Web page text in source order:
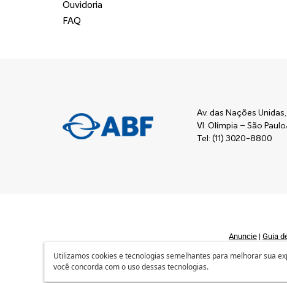
Ouvidoria
FAQ
Av. das Nações
Vl. Olímpia – São
Tel: (11) 3020-8800
Anuncie | Guia
Utilizamos cookies e tecnologias semelhantes para melhorar sua
você concorda com o uso dessas tecnologias.